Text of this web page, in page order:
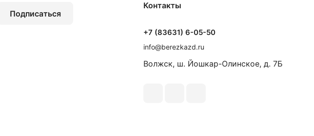
Подписаться
Контакты
+7 (83631) 6-05-50
info@berezkazd.ru
Волжск, ш. Йошкар-Олинское, д. 7Б